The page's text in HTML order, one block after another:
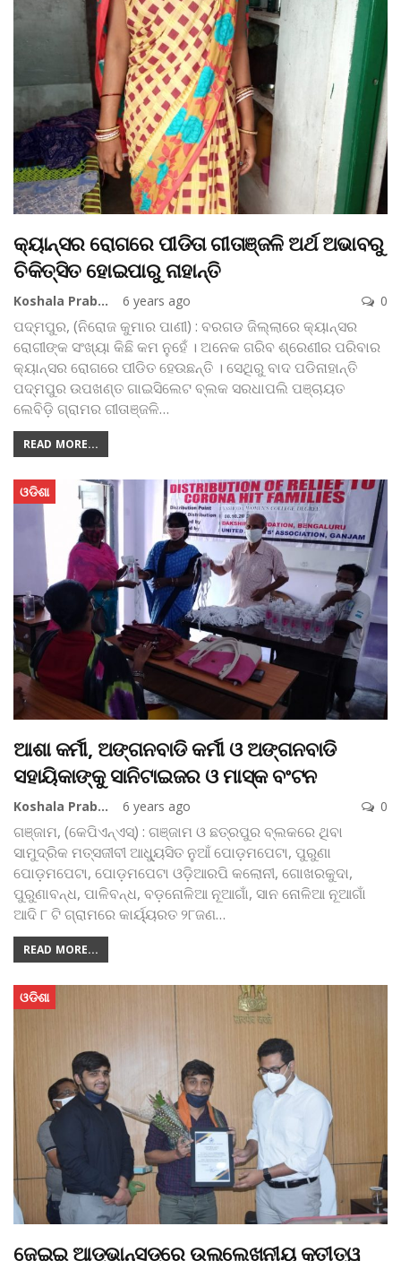
କ୍ୟାନ୍ସର ରୋଗରେ ପୀଡିତା ଗୀତାଞ୍ଜଳି ଅର୍ଥ ଅଭାବରୁ
ଚିକିତ୍ସିତ ହୋଇପାରୁ ନାହାନ୍ତି
Koshala Prabaha 6 years ago 0
ପଦ୍ମପୁର, (ନିରୋଜ କୁମାର ପାଣୀ) : ବରଗଡ ଜିଲ୍ଲାରେ କ୍ୟାନ୍ସର
ରୋଗୀଙ୍କ ସଂଖ୍ୟା କିଛି କମ ନୁହେଁ । ଅନେକ ଗରିବ ଶ୍ରେଣୀର ପରିବାର
କ୍ୟାନ୍ସର ରୋଗରେ ପୀଡିତ ହେଉଛନ୍ତି । ସେଥିରୁ ବାଦ ପଡିନାହାନ୍ତି
ପଦ୍ମପୁର ଉପଖଣ୍ତ ଗାଇସିଲେଟ ବ୍ଲକ ସରଧାପଲି ପଞ୍ଚାୟତ
ଲେବିଡ଼ି ଗ୍ରାମର ଗୀତାଞ୍ଜଳି…
READ MORE...
ଓଡିଶା
ଆଶା କର୍ମୀ, ଅଙ୍ଗନବାଡି କର୍ମୀ ଓ ଅଙ୍ଗନବାଡି
ସହାୟିକାଙ୍କୁ ସାନିଟାଇଜର ଓ ମାସ୍କ ବଂଟନ
Koshala Prabaha 6 years ago 0
ଗଞ୍ଜାମ, (କେପିଏନ୍‌ଏସ୍‌) : ଗଞ୍ଜାମ ଓ ଛତ୍ରପୁର ବ୍ଲକରେ ଥିବା
ସାମୁଦ୍ରିକ ମତ୍ସଜୀବୀ ଆଧ୍ୟୁସିତ ନୁଆଁ ପୋଡ଼ମପେଟା, ପୁରୁଣା
ପୋଡ଼ମପେଟା, ପୋଡ଼ମପେଟା ଓଡ଼ିଆରପି କଲୋନୀ, ଗୋଖରକୁଦା,
ପୁରୁଣାବନ୍ଧ, ପାଳିବନ୍ଧ, ବଡ଼ନୋଳିଆ ନୂଆଗାଁ, ସାନ ନୋଳିଆ ନୂଆଗାଁ
ଆଦି ୮ ଟି ଗ୍ରାମରେ କାର୍ୟ୍ୟରତ ୨୮ଜଣ…
READ MORE...
ଓଡିଶା
ଜେଇଇ ଆଡ୍‌ଭାନ୍ସଡ଼୍‌ରେ ଉଲ୍ଲେଖନୀୟ କୃତୀତ୍ୱ